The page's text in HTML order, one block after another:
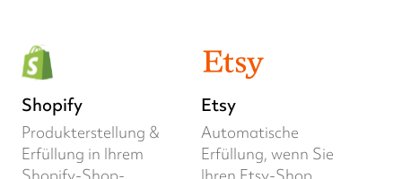
Shopify
Produkterstellung &
Erfüllung in Ihrem
Etsy
Automatische
Erfüllung, wenn Sie